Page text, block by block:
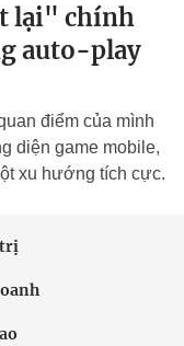
lại" chính
auto-play
điểm của mình
diện game mobile,
xu hướng tích cực.